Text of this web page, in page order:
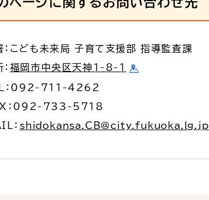
ページに関するお問い合わせ先
：こども未来局 子育て支援部 指導監査課
福岡市中央区天神1-8-1
092-711-4262
：092-733-5718
： shidokansa.CB@city.fukuoka.lg.jp